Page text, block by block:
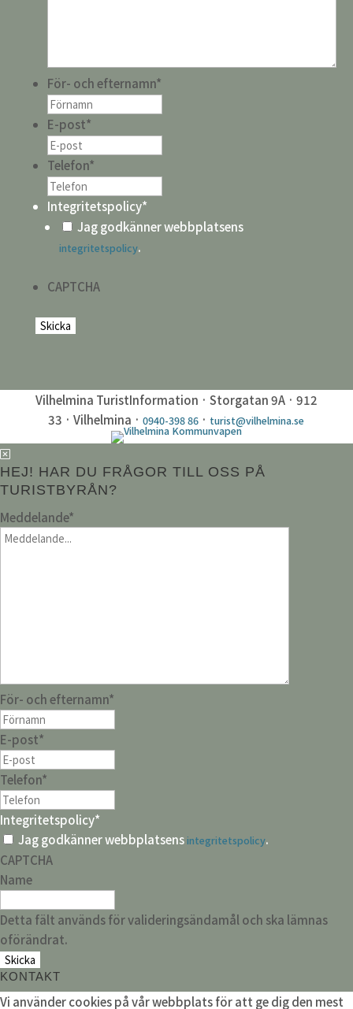
För- och efternamn*
E-post*
Telefon*
Integritetspolicy*
Jag godkänner webbplatsens
integritetspolicy.
CAPTCHA
Vilhelmina TuristInformation · Storgatan 9A · 912
33 · Vilhelmina ·0940-398 86 · turist@vilhelmina.se
HEJ! HAR DU FRÅGOR TILL OSS PÅ
TURISTBYRÅN?
Meddelande*
För- och efternamn*
E-post*
Telefon*
Integritetspolicy*
Jag godkänner webbplatsensintegritetspolicy.
CAPTCHA
Name
Detta fält används för valideringsändamål och ska lämnas
oförändrat.
KONTAKT
Vi använder cookies på vår webbplats för att ge dig den mest